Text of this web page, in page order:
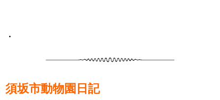
•
須坂市動物園日記